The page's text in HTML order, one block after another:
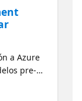
foi tão
Azure
a Azure
pre-
para